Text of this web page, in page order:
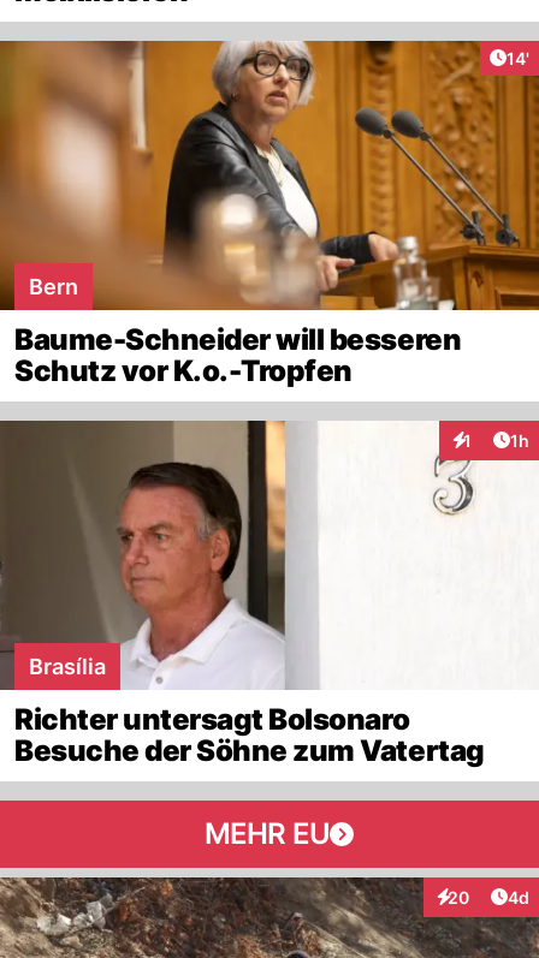
14'
Bern
Baume-Schneider will besseren
Schutz vor K.o.-Tropfen
1 1h
Brasília
Richter untersagt Bolsonaro
Besuche der Söhne zum Vatertag
MEHR EU
20
Interaktionen
4d